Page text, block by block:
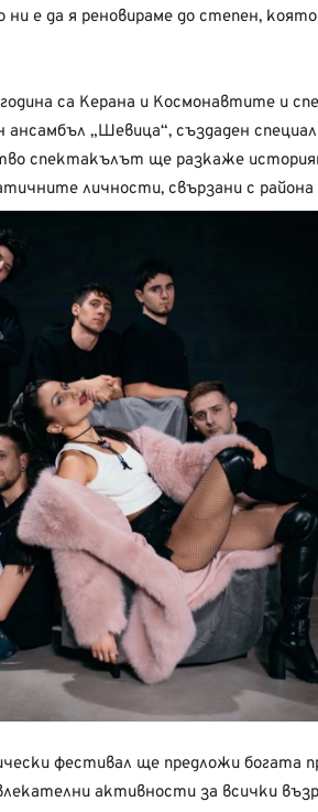
е да я реновираме до степен, която
са Керана и Космонавтите и
„Шевица“, създаден
спектакълът ще разкаже
личности, свързани с района
фестивал ще предложи богата
активности за всички